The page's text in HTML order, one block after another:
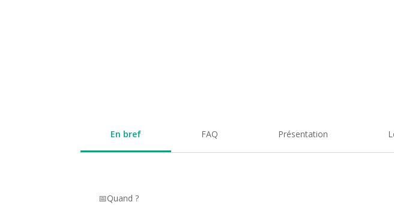
En bref FAQ Présentation
📅Quand ?